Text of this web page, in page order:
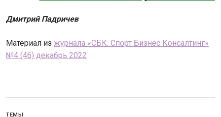
Дмитрий Падричев
Материал из журнала «СБК. Спорт Бизнес Консалтинг»
№4 (46) декабрь 2022
ТЕМЫ